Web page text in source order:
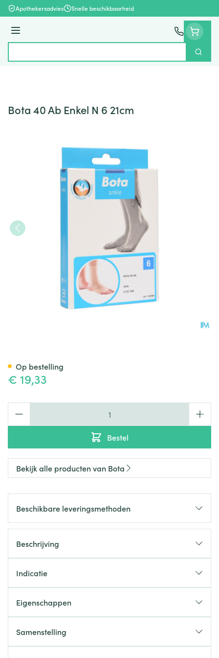
Ga naar de inhoud
Apothekersadvies Snelle beschikbaarheid
Menu
Zoek
Bota 40 Ab Enkel N 6 21cm
€ 19,33
Bestel
Op bestelling
Bekijk alle producten van Bota
Beschikbare leveringsmethoden
Beschrijving
Indicatie
Eigenschappen
Samenstelling